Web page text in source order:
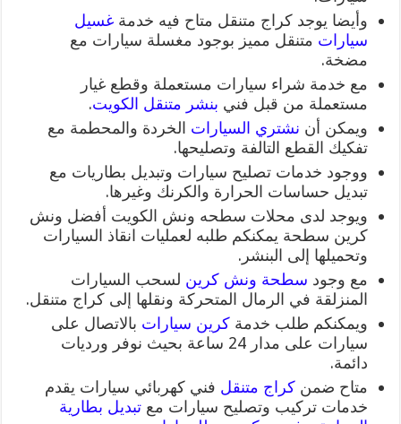
وأيضا يوجد كراج متنقل متاح فيه خدمةغسيل
سيارات متنقل مميز بوجود مغسلة سيارات مع
مضخة.
مع خدمة شراء سيارات مستعملة وقطع غيار
مستعملة من قبل فني بنشر متنقل الكويت.
ويمكن أن نشتري السيارات الخردة والمحطمة مع
تفكيك القطع التالفة وتصليحها.
ووجود خدمات تصليح سيارات وتبديل بطاريات مع
تبديل حساسات الحرارة والكرنك وغيرها.
ويوجد لدى محلات سطحه ونش الكويت أفضل ونش
كرين سطحة يمكنكم طلبه لعمليات انقاذ السيارات
وتحميلها إلى البنشر.
مع وجود سطحة ونش كرين لسحب السيارات
المنزلقة في الرمال المتحركة ونقلها إلى كراج متنقل.
ويمكنكم طلب خدمةكرين سيارات بالاتصال على
سيارات على مدار 24 ساعة بحيث نوفر ورديات
دائمة.
متاح ضمنكراج متنقل فني كهربائي سيارات يقدم
خدمات تركيب وتصليح سيارات معتبديل بطارية